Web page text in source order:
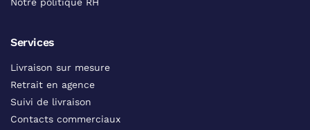
Services
Livraison sur mesure
Retrait en agence
Suivi de livraison
Contacts commerciaux